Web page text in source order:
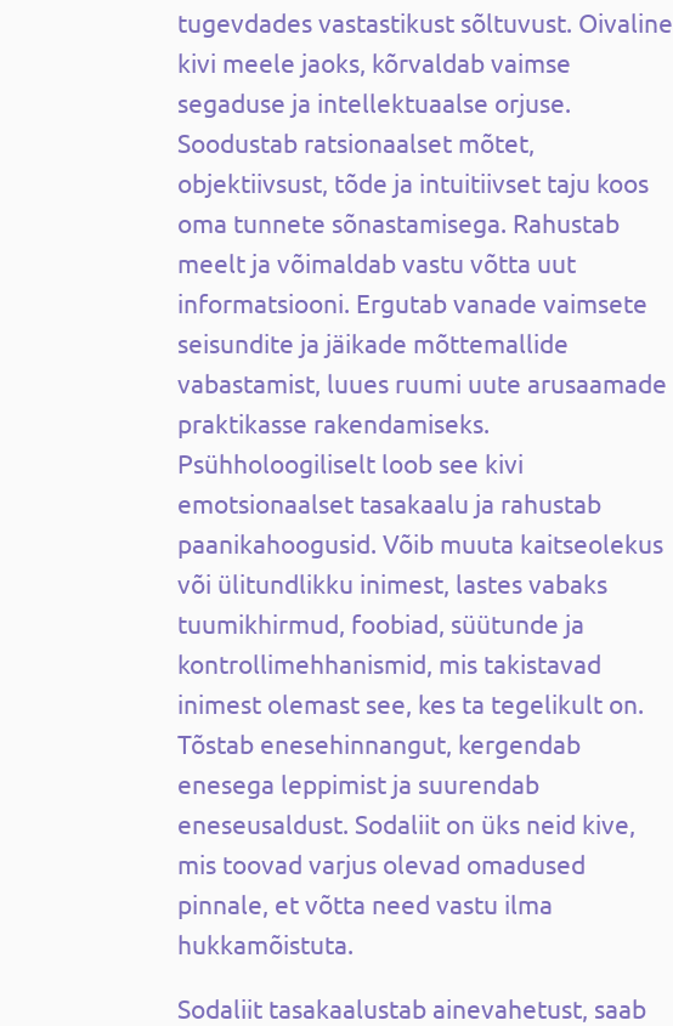
tugevdades vastastikust sõltuvust. Oivaline
kivi meele jaoks, kõrvaldab vaimse
segaduse ja intellektuaalse orjuse.
Soodustab ratsionaalset mõtet,
objektiivsust, tõde ja intuitiivset taju koos
oma tunnete sõnastamisega. Rahustab
meelt ja võimaldab vastu võtta uut
informatsiooni. Ergutab vanade vaimsete
seisundite ja jäikade mõttemallide
vabastamist, luues ruumi uute arusaamade
praktikasse rakendamiseks.
Psühholoogiliselt loob see kivi
emotsionaalset tasakaalu ja rahustab
paanikahoogusid. Võib muuta kaitseolekus
või ülitundlikku inimest, lastes vabaks
tuumikhirmud, foobiad, süütunde ja
kontrollimehhanismid, mis takistavad
inimest olemast see, kes ta tegelikult on.
Tõstab enesehinnangut, kergendab
enesega leppimist ja suurendab
eneseusaldust. Sodaliit on üks neid kive,
mis toovad varjus olevad omadused
pinnale, et võtta need vastu ilma
hukkamõistuta.
Sodaliit tasakaalustab ainevahetust, saab